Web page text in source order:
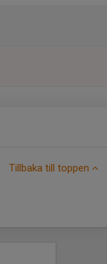
Tillbaka till toppen